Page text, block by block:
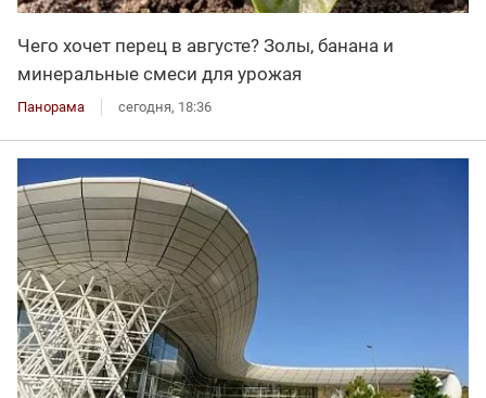
Чего хочет перец в августе? Золы, банана и
минеральные смеси для урожая
Панорама сегодня, 18:36